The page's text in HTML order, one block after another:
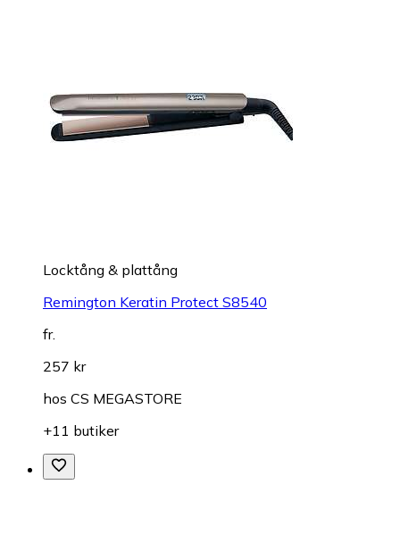
Locktång & plattång
Remington Keratin Protect S8540
fr.
257 kr
hos CS MEGASTORE
+11 butiker